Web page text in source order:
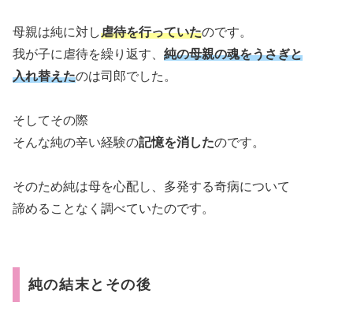
母親は純に対し虐待を行っていたのです。
我が子に虐待を繰り返す、 純の母親の魂をうさぎと
入れ替えたのは司郎でした。
そしてその際
そんな純の辛い経験の記憶を消したのです。
そのため純は母を心配し、多発する奇病について
諦めることなく調べていたのです。
純の結末とその後